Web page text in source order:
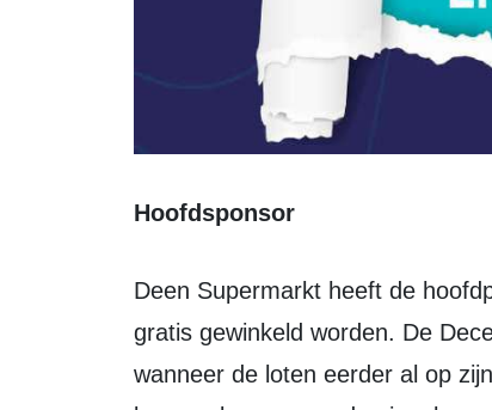
Hoofdsponsor
Deen Supermarkt heeft de hoofdprijs beschikbaar gesteld! Er kan 1 minuut
gratis gewinkeld worden. De
wanneer de loten eerder al op